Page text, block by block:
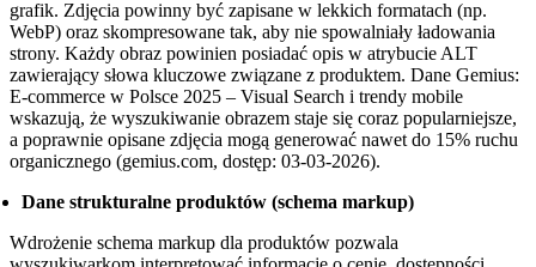
grafik. Zdjęcia powinny być zapisane w lekkich formatach (np.
WebP) oraz skompresowane tak, aby nie spowalniały ładowania
strony. Każdy obraz powinien posiadać opis w atrybucie ALT
zawierający słowa kluczowe związane z produktem. Dane Gemius:
E-commerce w Polsce 2025 – Visual Search i trendy mobile
wskazują, że wyszukiwanie obrazem staje się coraz popularniejsze,
a poprawnie opisane zdjęcia mogą generować nawet do 15% ruchu
organicznego (gemius.com, dostęp: 03-03-2026).
Dane strukturalne produktów (schema markup)
Wdrożenie schema markup dla produktów pozwala